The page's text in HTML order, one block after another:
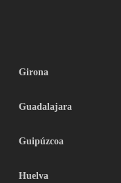
Girona
Guadalajara
Guipúzcoa
Huelva